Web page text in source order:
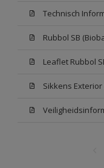
Technisch
Rubbol SB
Leaflet Rubbol